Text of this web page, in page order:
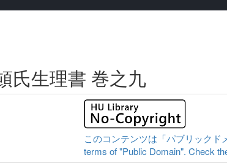
氏生理書 巻之九
このコンテンツは「パブリックド
terms of "Public Domain". Check